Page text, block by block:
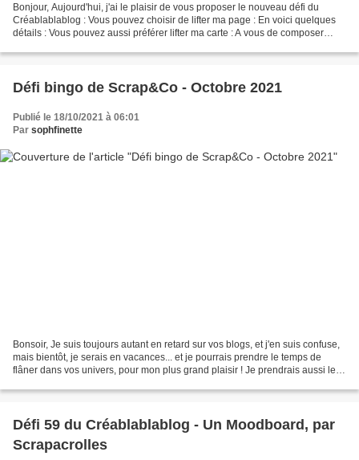
Bonjour, Aujourd'hui, j'ai le plaisir de vous proposer le nouveau défi du
Créablablablog : Vous pouvez choisir de lifter ma page : En voici quelques
détails : Vous pouvez aussi préférer lifter ma carte : A vous de composer
Défi bingo de Scrap&Co - Octobre 2021
Publié le 18/10/2021 à 06:01
Par sophfinette
Bonsoir, Je suis toujours autant en retard sur vos blogs, et j'en suis confuse,
mais bientôt, je serais en vacances... et je pourrais prendre le temps de
flâner dans vos univers, pour mon plus grand plaisir ! Je prendrais aussi le
Défi 59 du Créablablablog - Un Moodboard, par
Scrapacrolles